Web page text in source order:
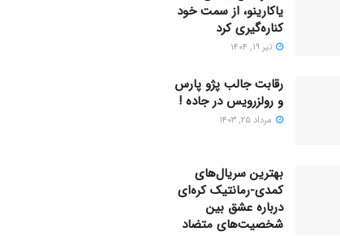
یاکارینو، از سمت خود
کناره‌گیری کرد
تیر ۱۹, ۱۴۰۴
رقابت جالب پژو پارس
و رولزرویس در جاده !
مرداد ۲۵, ۱۴۰۳
بهترین سریال‌های
کمدی-رمانتیک کره‌ای
دربارۀ عشق بین
شخصیت‌های متضاد